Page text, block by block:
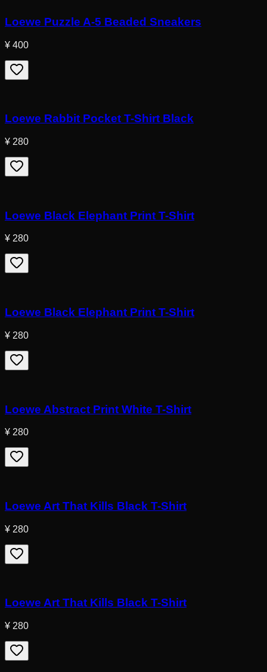
Loewe Puzzle A-5 Beaded Sneakers
¥ 400
Loewe Rabbit Pocket T-Shirt Black
¥ 280
Loewe Black Elephant Print T-Shirt
¥ 280
Loewe Black Elephant Print T-Shirt
¥ 280
Loewe Abstract Print White T-Shirt
¥ 280
Loewe Art That Kills Black T-Shirt
¥ 280
Loewe Art That Kills Black T-Shirt
¥ 280